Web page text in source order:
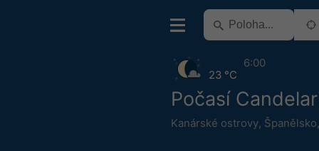
Počasí
Kanárské ostrovy, Španělsko
23 °C
6:00